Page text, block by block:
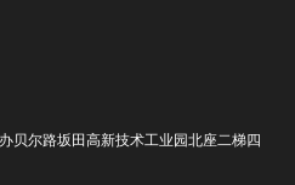
贝尔路坂田高新技术工业园北座二梯四